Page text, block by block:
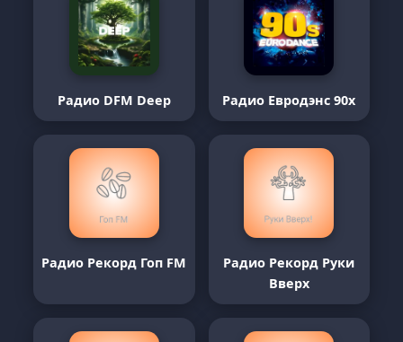
Радио DFM Deep Радио Евродэнс 90х
Радио Рекорд Гоп FM
Радио Рекорд Руки
Вверх